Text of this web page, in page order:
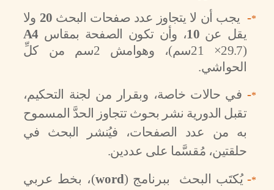
*
- يجب أن لا يتجاوز عدد صفحات البحث 20 ولا
يقل عن10، وأن تكون الصفحة بمقاس A4
(29.7× 21سم)، وهوامش 2سم من كلِّ
الحواشي.
*
- في حالات خاصة، وبقرار من لجنة التحكيم،
تقبل الدورية نشر بحوث تتجاوز الحدَّ المسموح
به من عدد الصفحات، فيُنشر البحث في
حلقتين، مُقسَّما على عددين.
*
- يُكتَب البحث ببرنامج (word)، بخط عربي